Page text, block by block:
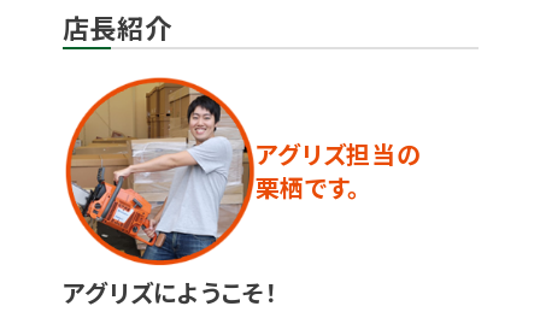
店長紹介
アグリズ担当の
栗栖です。
アグリズにようこそ！